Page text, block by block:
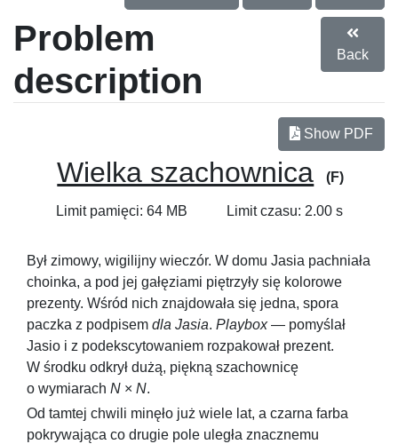
Problem
description
Back
Show PDF
Wielka szachownica (F)
Limit pamięci: 64 MB Limit czasu: 2.00 s
Był zimowy, wigilijny wieczór. W domu Jasia pachniała
choinka, a pod jej gałęziami piętrzyły się kolorowe
prezenty. Wśród nich znajdowała się jedna, spora
paczka z podpisem dla Jasia. Playbox— pomyślał
Jasio i z podekscytowaniem rozpakował prezent.
W środku odkrył dużą, piękną szachownicę
o wymiarach N × N.
Od tamtej chwili minęło już wiele lat, a czarna farba
pokrywająca co drugie pole uległa znacznemu